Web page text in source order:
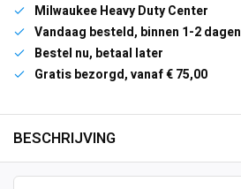
Milwaukee Heavy Duty Center
Vandaag besteld, binnen 1-2
Bestel nu, betaal later
Gratis bezorgd, vanaf € 75,00
BESCHRIJVING